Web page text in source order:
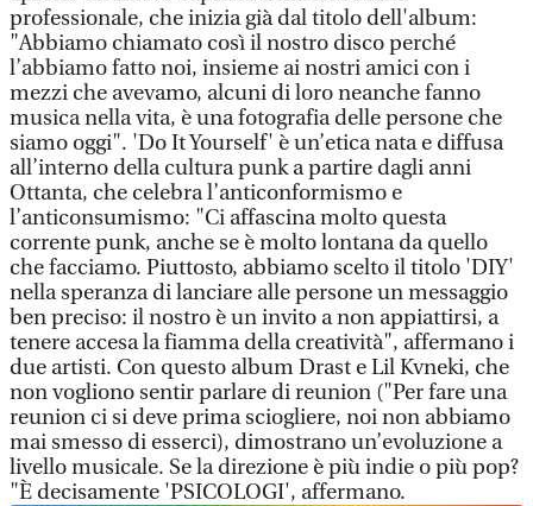
professionale, che inizia già dal titolo dell'album:
"Abbiamo chiamato così il nostro disco perché
l’abbiamo fatto noi, insieme ai nostri amici con i
mezzi che avevamo, alcuni di loro neanche fanno
musica nella vita, è una fotografia delle persone che
siamo oggi". 'Do It Yourself' è un’etica nata e diffusa
all’interno della cultura punk a partire dagli anni
Ottanta, che celebra l’anticonformismo e
l’anticonsumismo: "Ci affascina molto questa
corrente punk, anche se è molto lontana da quello
che facciamo. Piuttosto, abbiamo scelto il titolo 'DIY'
nella speranza di lanciare alle persone un messaggio
ben preciso: il nostro è un invito a non appiattirsi, a
tenere accesa la fiamma della creatività", affermano i
due artisti. Con questo album Drast e Lil Kvneki, che
non vogliono sentir parlare di reunion ("Per fare una
reunion ci si deve prima sciogliere, noi non abbiamo
mai smesso di esserci), dimostrano un’evoluzione a
livello musicale. Se la direzione è più indie o più pop?
"È decisamente 'PSICOLOGI', affermano.